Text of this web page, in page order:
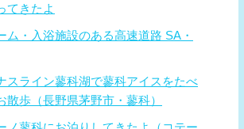
てきたよ
ム・入浴施設のある高速道路 SA・
スライン蓼科湖で蓼科アイスをたべ
散歩（長野県茅野市・蓼科）